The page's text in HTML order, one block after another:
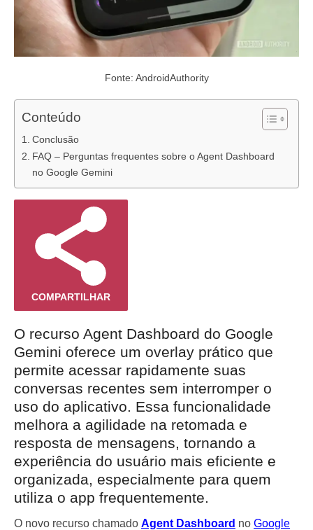
Fonte: AndroidAuthority
Conteúdo
Conclusão
FAQ – Perguntas frequentes sobre o Agent Dashboard
no Google Gemini
COMPARTILHAR
O recurso Agent Dashboard do Google
Gemini oferece um overlay prático que
permite acessar rapidamente suas
conversas recentes sem interromper o
uso do aplicativo. Essa funcionalidade
melhora a agilidade na retomada e
resposta de mensagens, tornando a
experiência do usuário mais eficiente e
organizada, especialmente para quem
utiliza o app frequentemente.
O novo recurso chamado Agent Dashboard no Google